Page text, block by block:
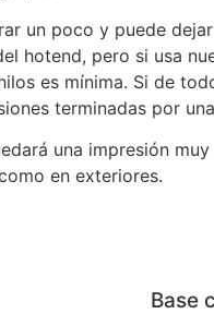
un poco y puede
hotend, pero si usa
es mínima. Si de
terminadas por
una impresión
en exteriores.
Base